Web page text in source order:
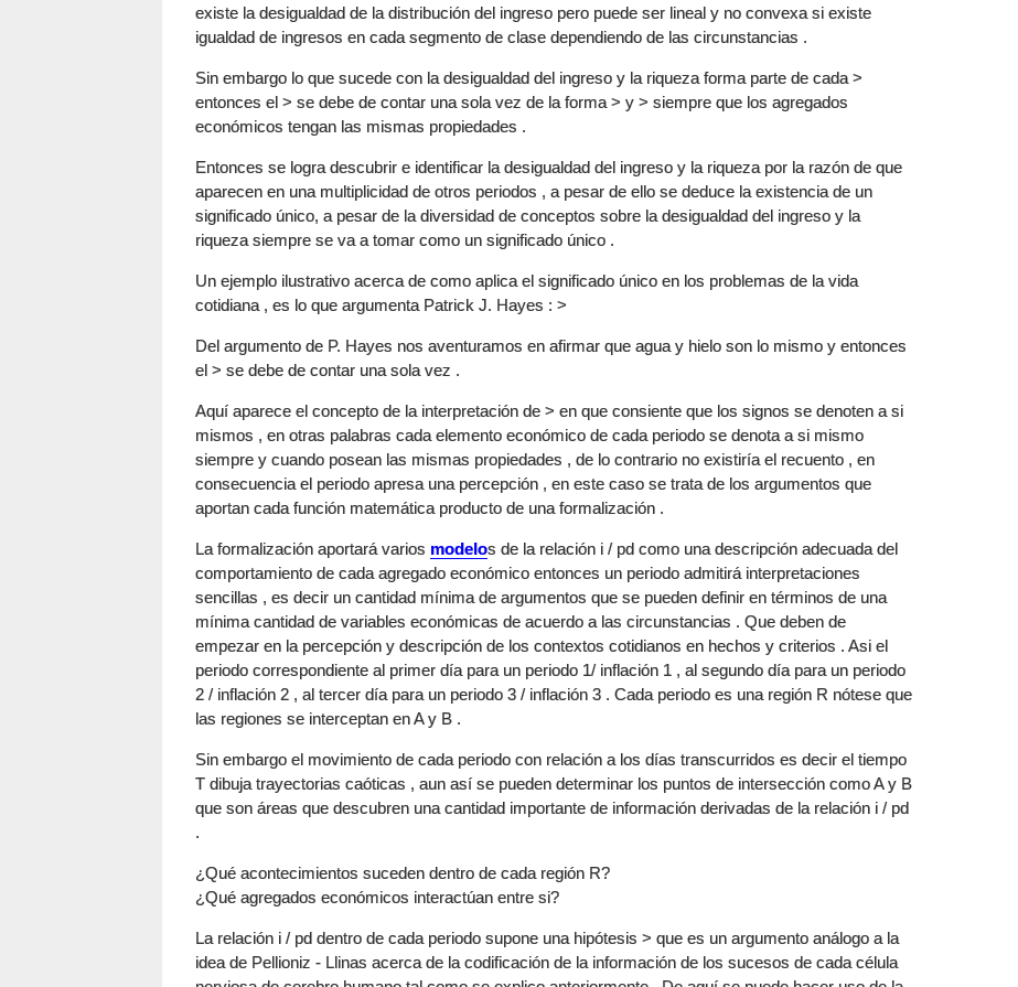
existe la desigualdad de la distribución del ingreso pero puede ser lineal y no convexa si existe
igualdad de ingresos en cada segmento de clase dependiendo de las circunstancias .
Sin embargo lo que sucede con la desigualdad del ingreso y la riqueza forma parte de cada >
entonces el > se debe de contar una sola vez de la forma > y > siempre que los agregados
económicos tengan las mismas propiedades .
Entonces se logra descubrir e identificar la desigualdad del ingreso y la riqueza por la razón de que
aparecen en una multiplicidad de otros periodos , a pesar de ello se deduce la existencia de un
significado único, a pesar de la diversidad de conceptos sobre la desigualdad del ingreso y la
riqueza siempre se va a tomar como un significado único .
Un ejemplo ilustrativo acerca de como aplica el significado único en los problemas de la vida
cotidiana , es lo que argumenta Patrick J. Hayes : >
Del argumento de P. Hayes nos aventuramos en afirmar que agua y hielo son lo mismo y entonces
el > se debe de contar una sola vez .
Aquí aparece el concepto de la interpretación de > en que consiente que los signos se denoten a si
mismos , en otras palabras cada elemento económico de cada periodo se denota a si mismo
siempre y cuando posean las mismas propiedades , de lo contrario no existiría el recuento , en
consecuencia el periodo apresa una percepción , en este caso se trata de los argumentos que
aportan cada función matemática producto de una formalización .
La formalización aportará varios modelos de la relación i / pd como una descripción adecuada del
comportamiento de cada agregado económico entonces un periodo admitirá interpretaciones
sencillas , es decir un cantidad mínima de argumentos que se pueden definir en términos de una
mínima cantidad de variables económicas de acuerdo a las circunstancias . Que deben de
empezar en la percepción y descripción de los contextos cotidianos en hechos y criterios . Asi el
periodo correspondiente al primer día para un periodo 1/ inflación 1 , al segundo día para un periodo
2 / inflación 2 , al tercer día para un periodo 3 / inflación 3 . Cada periodo es una región R nótese que
las regiones se interceptan en A y B .
Sin embargo el movimiento de cada periodo con relación a los días transcurridos es decir el tiempo
T dibuja trayectorias caóticas , aun así se pueden determinar los puntos de intersección como A y B
que son áreas que descubren una cantidad importante de información derivadas de la relación i / pd
.
¿Qué acontecimientos suceden dentro de cada región R?
¿Qué agregados económicos interactúan entre si?
La relación i / pd dentro de cada periodo supone una hipótesis > que es un argumento análogo a la
idea de Pellioniz - Llinas acerca de la codificación de la información de los sucesos de cada célula